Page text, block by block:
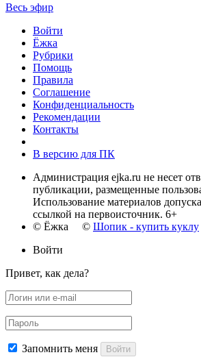
Весь эфир
Войти
Ёжка
Рубрики
Помощь
Правила
Соглашение
Конфиденциальность
Рекомендации
Контакты
В версию для ПК
Администрация ejka.ru не несет
публикации, размещенные
Использование материалов
ссылкой на первоисточник. 6+
© Ёжка © Шопик - купить куклу
Войти
Привет, как дела?
Запомнить меня Войти